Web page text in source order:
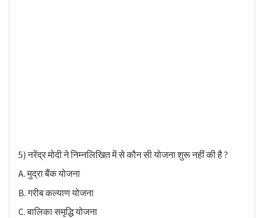
5) नरेंद्र मोदी ने निम्नलिखित में से कौन सी योजना शुरू नहीं की है ?
A. मुद्रा बैंक योजना
B. गरीब कल्याण योजना
C. बालिका समृद्धि योजना